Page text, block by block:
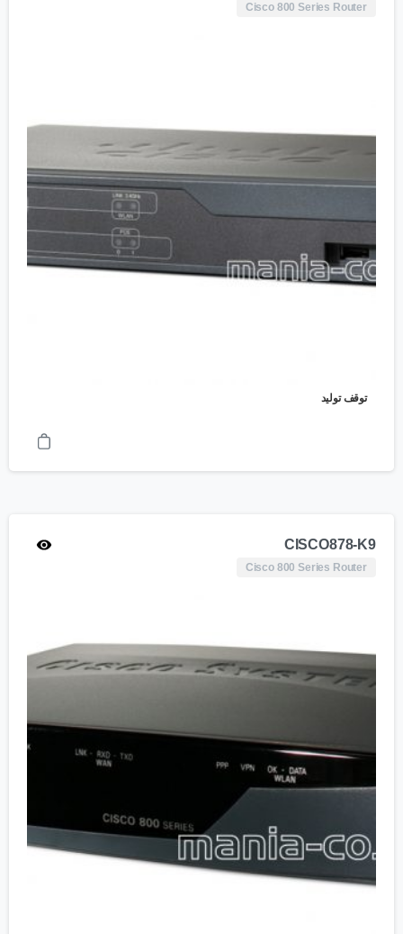
Cisco 800 Series Router
توقف تولید
CISCO878-K9
Cisco 800 Series Router